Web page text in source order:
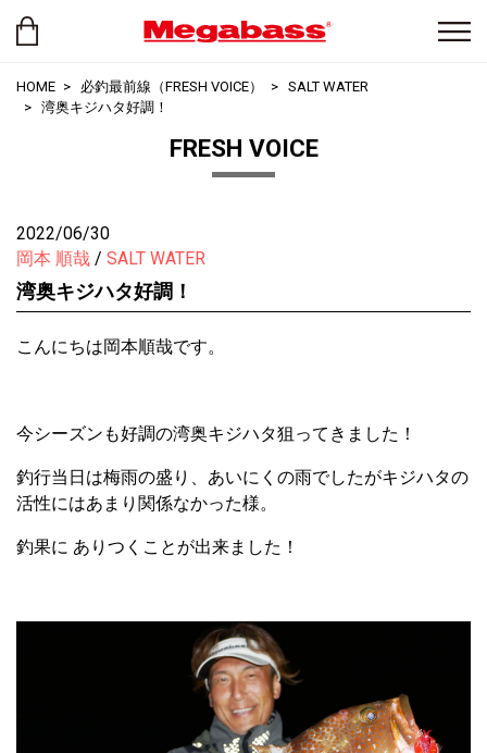
HOME 必釣最前線（FRESH VOICE）
SALT WATER
湾奥キジハタ好調！
FRESH VOICE
2022/06/30
岡本 順哉
SALT WATER
湾奥キジハタ好調！
こんにちは岡本順哉です。
今シーズンも好調の湾奥キジハタ狙ってきました！
釣行当日は梅雨の盛り、あいにくの雨でしたがキジハタの
活性にはあまり関係なかった様。
釣果に ありつくことが出来ました！